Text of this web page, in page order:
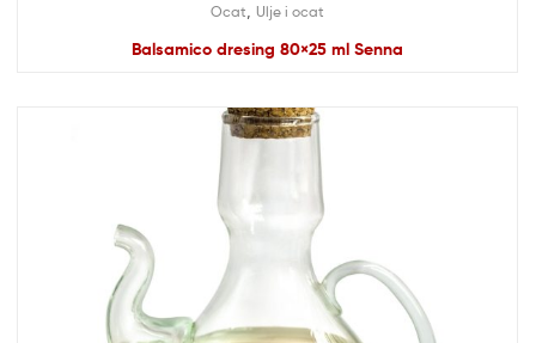
Ocat Ulje i ocat
Balsamico dresing 80×25 ml Senna